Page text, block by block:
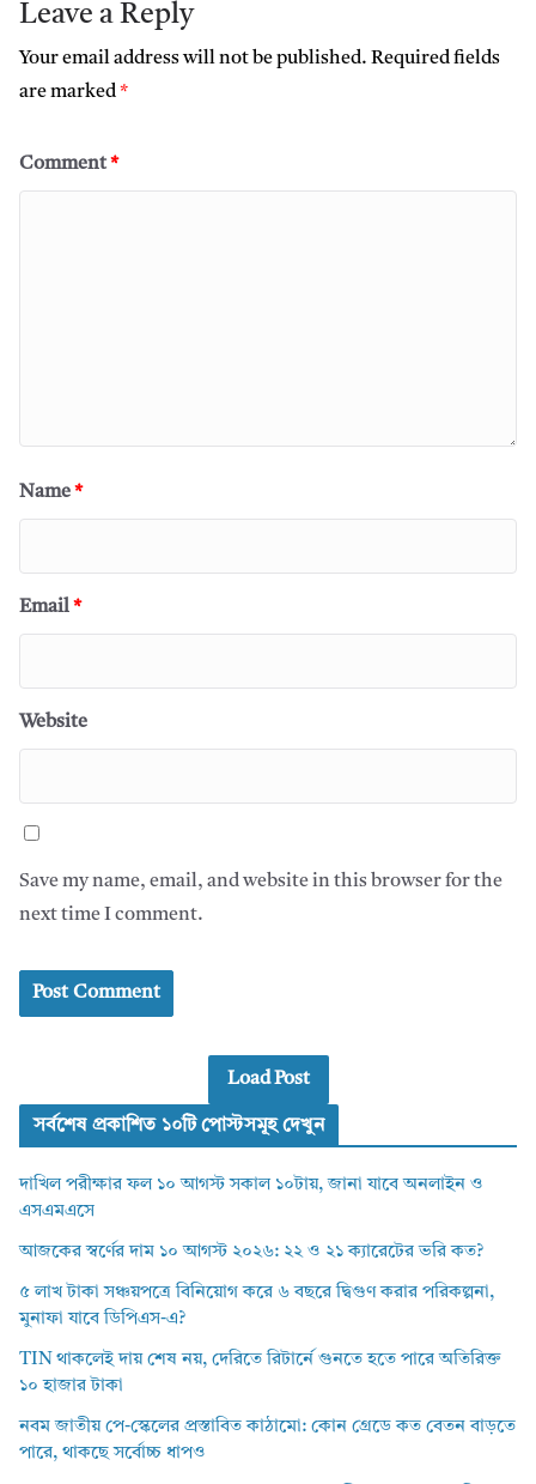
Leave a Reply
Your email address will not be published. Required fields
are marked*
Comment*
Name*
Email*
Website
Save my name, email, and website in this browser for the
next time I comment.
Load Post
সর্বশেষ প্রকাশিত ১০টি পোস্টসমূহ দেখুন
দাখিল পরীক্ষার ফল ১০ আগস্ট সকাল ১০টায়, জানা যাবে অনলাইন ও
এসএমএসে
আজকের স্বর্ণের দাম ১০ আগস্ট ২০২৬: ২২ ও ২১ ক্যারেটের ভরি কত?
৫ লাখ টাকা সঞ্চয়পত্রে বিনিয়োগ করে ৬ বছরে দ্বিগুণ করার পরিকল্পনা,
মুনাফা যাবে ডিপিএস-এ?
TIN থাকলেই দায় শেষ নয়, দেরিতে রিটার্নে গুনতে হতে পারে অতিরিক্ত
১০ হাজার টাকা
নবম জাতীয় পে-স্কেলের প্রস্তাবিত কাঠামো: কোন গ্রেডে কত বেতন বাড়তে
পারে, থাকছে সর্বোচ্চ ধাপও